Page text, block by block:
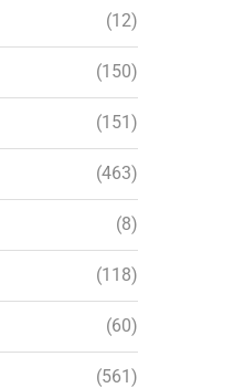
(12)
(150)
(151)
(463)
(8)
(118)
(60)
(561)